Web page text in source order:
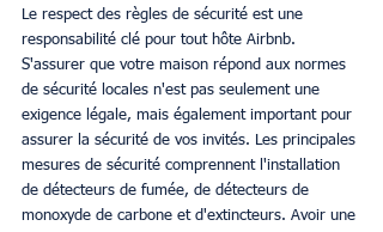
Le respect des règles de sécurité est une
responsabilité clé pour tout hôte Airbnb.
S'assurer que votre maison répond aux normes
de sécurité locales n'est pas seulement une
exigence légale, mais également important pour
assurer la sécurité de vos invités. Les principales
mesures de sécurité comprennent l'installation
de détecteurs de fumée, de détecteurs de
monoxyde de carbone et d'extincteurs. Avoir une